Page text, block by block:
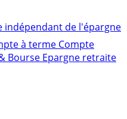
indépendant de l'épargne
à terme Compte
Bourse Epargne retraite